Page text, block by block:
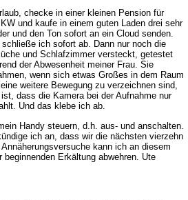
checke in einer kleinen Pension für
und kaufe in einem guten Laden drei sehr
und den Ton sofort an ein Cloud senden.
schließe ich sofort ab. Dann nur noch die
und Schlafzimmer versteckt, getestet
der Abwesenheit meiner Frau. Sie
wenn sich etwas Großes in dem Raum
weitere Bewegung zu verzeichnen sind,
dass die Kamera bei der Aufnahme nur
Und das klebe ich ab.
Handy steuern, d.h. aus- und anschalten.
ich an, dass wir die nächsten vierzehn
kann ich an diesem
beginnenden Erkältung abwehren. Ute